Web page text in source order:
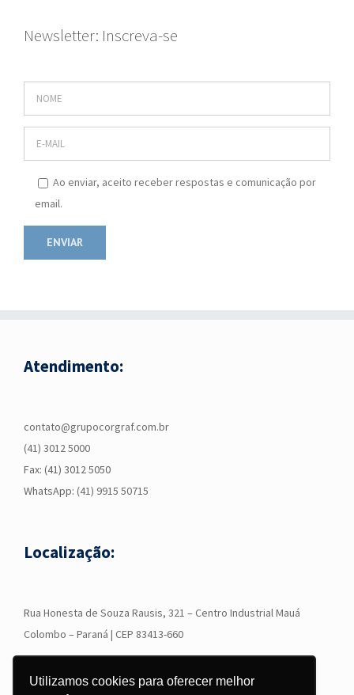
Utilizamos cookies para oferecer melhor
Newsletter: Inscreva-se
Ao enviar, aceito receber respostas e comunicação por
email.
Atendimento:
contato@grupocorgraf.com.br
(41) 3012 5000
Fax: (41) 3012 5050
WhatsApp: (41) 9915 50715
Localização:
Rua Honesta de Souza Rausis, 321 – Centro Industrial Mauá
Colombo – Paraná | CEP 83413-660